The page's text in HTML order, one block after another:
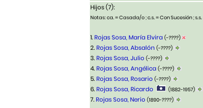
Hijos (7):
Notas: ca. = Casada/o ; c.s. = Con Sucesión ;
1.Rojas Sosa, María Elvira (-????)
2.Rojas Sosa, Absalón (-????)
3.Rojas Sosa, Julio (-????)
4.Rojas Sosa, Angélica (-????)
5.Rojas Sosa, Rosario (-????)
6.Rojas Sosa, Ricardo (1882-1957)
7.Rojas Sosa, Nerio (1890-????)